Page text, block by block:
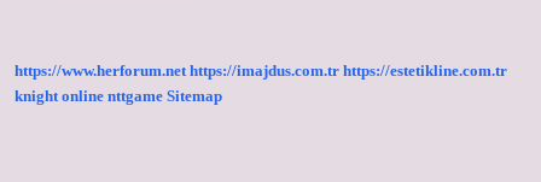
https://www.herforum.net https://imajdus.com.tr https://estetikline.com.tr
knight online nttgame Sitemap